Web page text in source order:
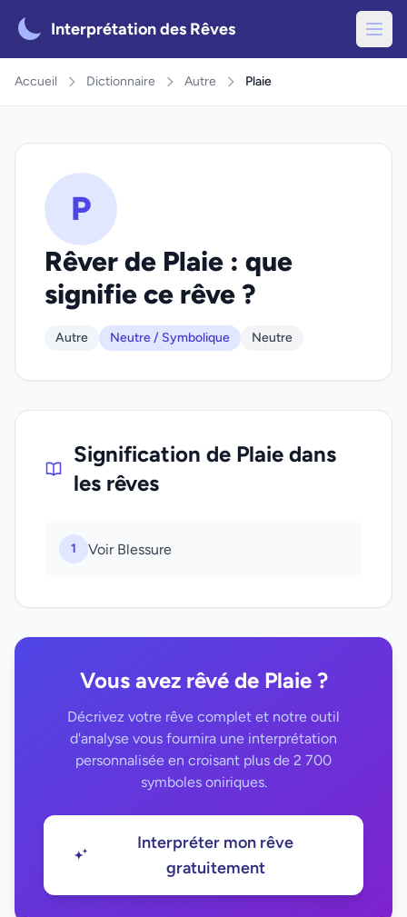
Interprétation des Rêves
Accueil Dictionnaire Autre Plaie
P
Rêver de Plaie : que
signifie ce rêve ?
Autre Neutre / Symbolique Neutre
Signification de Plaie dans
les rêves
1 Voir Blessure
Vous avez rêvé de Plaie ?
Décrivez votre rêve complet et notre outil
d'analyse vous fournira une interprétation
personnalisée en croisant plus de 2 700
symboles oniriques.
Interpréter mon rêve
gratuitement